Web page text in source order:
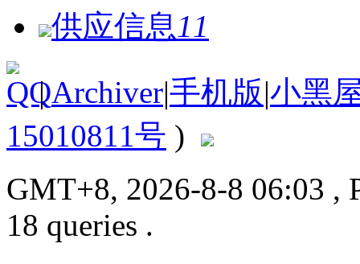
供应信息 11
| Archiver|手机版|小黑
15010811号 )
GMT+8, 2026-8-8 06:03 ,
18 queries .